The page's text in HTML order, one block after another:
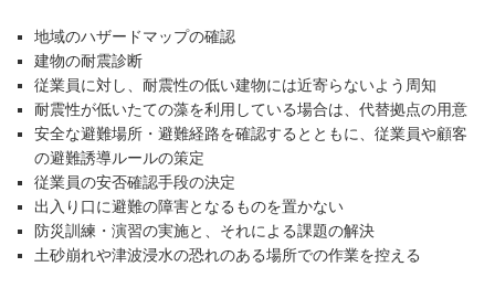
地域のハザードマップの確認
建物の耐震診断
従業員に対し、耐震性の低い建物には近寄らないよう周知
耐震性が低いたての藻を利用している場合は、代替拠点の用意
安全な避難場所・避難経路を確認するとともに、従業員や顧客
の避難誘導ルールの策定
従業員の安否確認手段の決定
出入り口に避難の障害となるものを置かない
防災訓練・演習の実施と、それによる課題の解決
土砂崩れや津波浸水の恐れのある場所での作業を控える